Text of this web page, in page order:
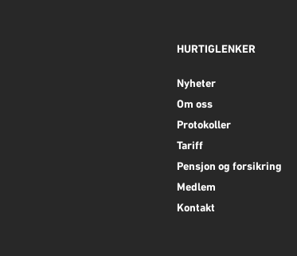
HURTIGLENKER
Nyheter
Om oss
Protokoller
Tariff
Pensjon og forsikring
Medlem
Kontakt